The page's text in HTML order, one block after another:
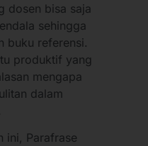
dosen bisa saja
sehingga
buku referensi.
produktif yang
mengapa
dalam
ini, Parafrase